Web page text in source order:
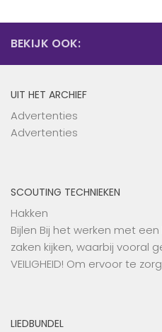
BEKIJK OOK:
UIT HET ARCHIEF
Advertenties
Advertenties
SCOUTING TECHNIEKEN
Hakken
Bijlen Bij het werken met
zaken kijken, waarbij vooral
VEILIGHEID! Om ervoor te
LIEDBUNDEL